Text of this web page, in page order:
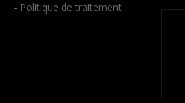
- Politique de traitement